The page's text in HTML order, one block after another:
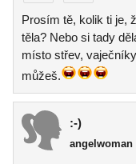
Prosím tě, kolik ti je,
těla? Nebo si tady
místo střev,
můžeš.
:-)
angelwoman